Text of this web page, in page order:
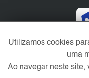
Utilizamos cookies
uma
Ao navegar neste site,